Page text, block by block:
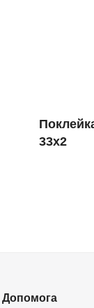
33х2
Допомога